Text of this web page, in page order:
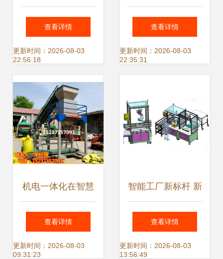
深化 推进长封一体
化 探索区域协调发
展新路径——机电
一体化技术及产品
的开发
查看详情
更新时间：2026-08-03
22:56:18
领航者，专注旋转
压机与燃机一体化
查看详情
更新时间：2026-08-03
22:35:31
机电一体化在智慧
农业散料装备中的
应用 玉米包装机、
查看详情
更新时间：2026-08-03
09:31:23
智能工厂新标杆 新
松协作机器人智能
工厂的机电一体化
查看详情
更新时间：2026-08-03
13:56:49